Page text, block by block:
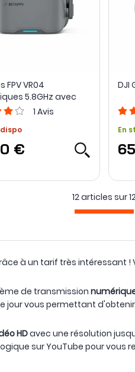
FPV VR04
5.8GHz avec
1 Avis
€
DJI
En
12 articles sur
à un tarif très intéressant
de transmission
jour vous permettant
HDavec une résolution
sur YouTube pour vous